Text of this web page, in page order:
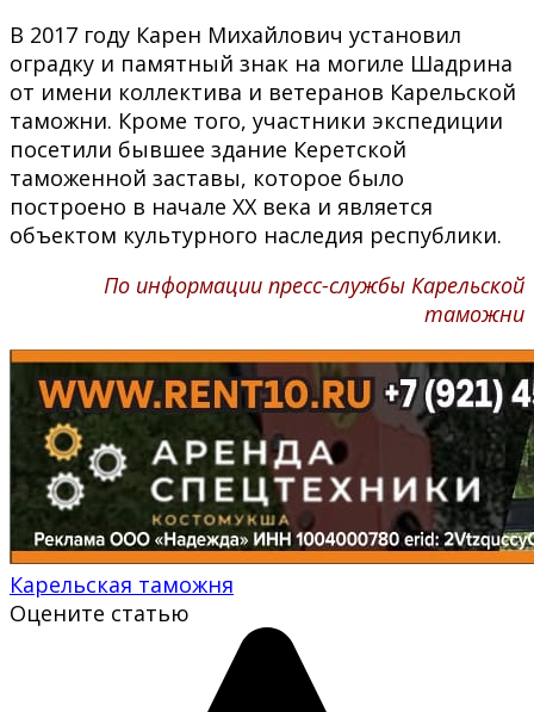
В 2017 году Карен Михайлович установил
оградку и памятный знак на могиле Шадрина
от имени коллектива и ветеранов Карельской
таможни. Кроме того, участники экспедиции
посетили бывшее здание Керетской
таможенной заставы, которое было
построено в начале XX века и является
объектом культурного наследия республики.
По информации пресс-службы Карельской
таможни
Карельская таможня
Оцените статью